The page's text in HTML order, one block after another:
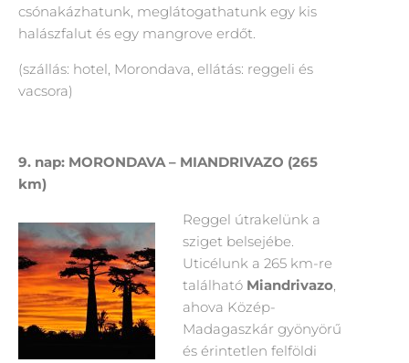
csónakázhatunk, meglátogathatunk egy kis
halászfalut és egy mangrove erdőt.
(szállás: hotel, Morondava, ellátás: reggeli és
vacsora)
9. nap: MORONDAVA – MIANDRIVAZO (265
km)
Reggel útrakelünk a
sziget belsejébe.
Uticélunk a 265 km-re
található Miandrivazo,
ahova Közép-
Madagaszkár gyönyörű
és érintetlen felföldi